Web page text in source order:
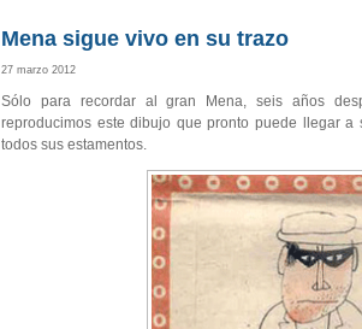
Mena sigue vivo en su trazo
27 marzo 2012
Sólo para recordar al gran Mena, seis años
reproducimos este dibujo que pronto puede llegar
todos sus estamentos.